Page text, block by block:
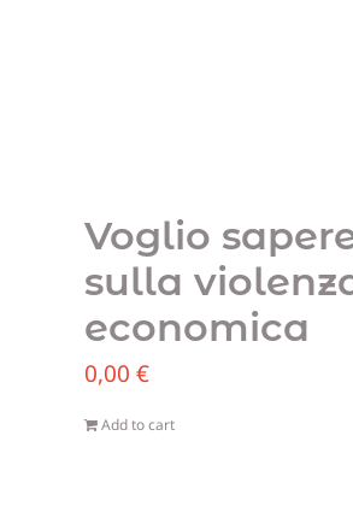
Voglio
sulla
economica
0,00€
Add to cart